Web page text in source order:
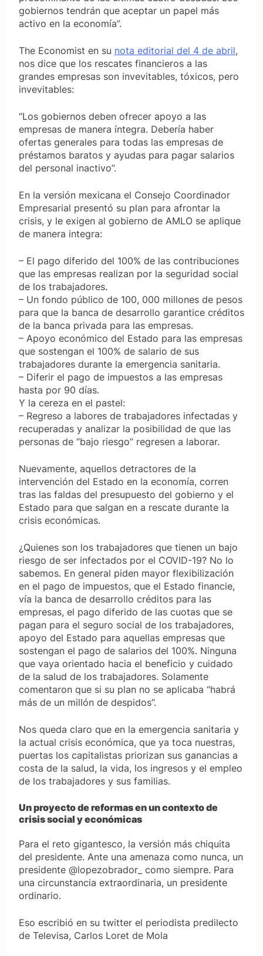
gobiernos tendrán que aceptar un papel más
activo en la economía”.
The Economist en su nota editorial del 4 de abril,
nos dice que los rescates financieros a las
grandes empresas son invevitables, tóxicos, pero
invevitables:
“Los gobiernos deben ofrecer apoyo a las
empresas de manera íntegra. Debería haber
ofertas generales para todas las empresas de
préstamos baratos y ayudas para pagar salarios
del personal inactivo”.
En la versión mexicana el Consejo Coordinador
Empresarial presentó su plan para afrontar la
crisis, y le exigen al gobierno de AMLO se aplique
de manera integra:
– El pago diferido del 100% de las contribuciones
que las empresas realizan por la seguridad social
de los trabajadores.
– Un fondo público de 100, 000 millones de pesos
para que la banca de desarrollo garantice créditos
de la banca privada para las empresas.
– Apoyo económico del Estado para las empresas
que sostengan el 100% de salario de sus
trabajadores durante la emergencia sanitaria.
– Diferir el pago de impuestos a las empresas
hasta por 90 días.
Y la cereza en el pastel:
– Regreso a labores de trabajadores infectadas y
recuperadas y analizar la posibilidad de que las
personas de “bajo riesgo” regresen a laborar.
Nuevamente, aquellos detractores de la
intervención del Estado en la economía, corren
tras las faldas del presupuesto del gobierno y el
Estado para que salgan en a rescate durante la
crisis económicas.
¿Quienes son los trabajadores que tienen un bajo
riesgo de ser infectados por el COVID-19? No lo
sabemos. En general piden mayor flexibilización
en el pago de impuestos, que el Estado financie,
vía la banca de desarrollo créditos para las
empresas, el pago diferido de las cuotas que se
pagan para el seguro social de los trabajadores,
apoyo del Estado para aquellas empresas que
sostengan el pago de salarios del 100%. Ninguna
que vaya orientado hacia el beneficio y cuidado
de la salud de los trabajadores. Solamente
comentaron que si su plan no se aplicaba “habrá
más de un millón de despidos”.
Nos queda claro que en la emergencia sanitaria y
la actual crisis económica, que ya toca nuestras,
puertas los capitalistas priorizan sus ganancias a
costa de la salud, la vida, los ingresos y el empleo
de los trabajadores y sus familias.
Un proyecto de reformas en un contexto de
crisis social y económicas
Para el reto gigantesco, la versión más chiquita
del presidente. Ante una amenaza como nunca, un
presidente @lopezobrador_ como siempre. Para
una circunstancia extraordinaria, un presidente
ordinario.
Eso escribió en su twitter el periodista predilecto
de Televisa, Carlos Loret de Mola